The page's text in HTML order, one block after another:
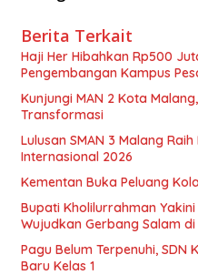
Berita Terkait
Haji Her Hibahkan Rp500
Pengembangan Kampus
Kunjungi MAN 2 Kota
Transformasi
Lulusan SMAN 3 Malang
Internasional 2026
Kementan Buka Peluang
Bupati Kholilurrahman
Wujudkan Gerbang Salam
Pagu Belum Terpenuhi, SDN
Baru Kelas 1